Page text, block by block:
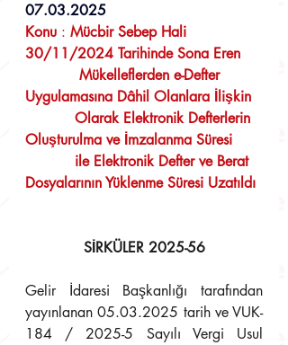
07.03.2025
Konu : Mücbir Sebep Hali
30/11/2024 Tarihinde Sona Eren
Uygulamasına Dâhil Olanlara İlişkin
Oluşturulma ve İmzalanma Süresi
Dosyalarının Yüklenme Süresi Uzatıldı
SİRKÜLER 2025-56
Gelir İdaresi Başkanlığı tarafından
yayınlanan 05.03.2025 tarih ve VUK-
184 / 2025-5 Sayılı Vergi Usul